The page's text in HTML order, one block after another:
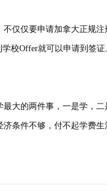
仅要申请加拿大正规注
校Offer就可以申请到签证
的两件事，一是学，二
条件不够，付不起学费生